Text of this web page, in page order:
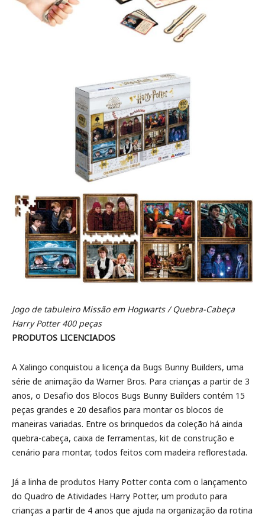
Jogo de tabuleiro Missão em Hogwarts / Quebra-Cabeça
Harry Potter 400 peças
PRODUTOS LICENCIADOS
A Xalingo conquistou a licença da Bugs Bunny Builders, uma
série de animação da Warner Bros. Para crianças a partir de 3
anos, o Desafio dos Blocos Bugs Bunny Builders contém 15
peças grandes e 20 desafios para montar os blocos de
maneiras variadas. Entre os brinquedos da coleção há ainda
quebra-cabeça, caixa de ferramentas, kit de construção e
cenário para montar, todos feitos com madeira reflorestada.
Já a linha de produtos Harry Potter conta com o lançamento
do Quadro de Atividades Harry Potter, um produto para
crianças a partir de 4 anos que ajuda na organização da rotina